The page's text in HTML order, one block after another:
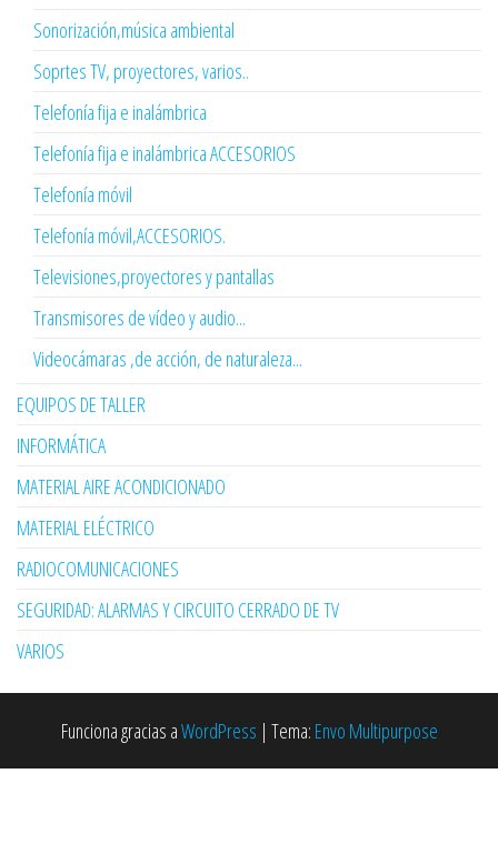
Sonorización,música ambiental
Soprtes TV, proyectores, varios..
Telefonía fija e inalámbrica
Telefonía fija e inalámbrica ACCESORIOS
Telefonía móvil
Telefonía móvil,ACCESORIOS.
Televisiones,proyectores y pantallas
Transmisores de vídeo y audio...
Videocámaras ,de acción, de naturaleza...
EQUIPOS DE TALLER
INFORMÁTICA
MATERIAL AIRE ACONDICIONADO
MATERIAL ELÉCTRICO
RADIOCOMUNICACIONES
SEGURIDAD: ALARMAS Y CIRCUITO CERRADO DE TV
VARIOS
Funciona gracias aWordPress | Tema: Envo Multipurpose